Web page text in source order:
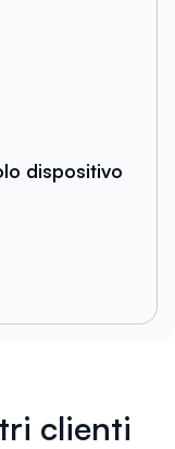
dispositivo
clienti